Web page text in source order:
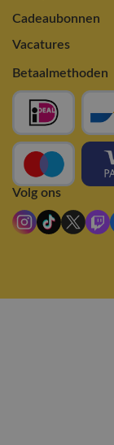
Cadeaubonnen
Vacatures
Betaalmethoden
Volg ons